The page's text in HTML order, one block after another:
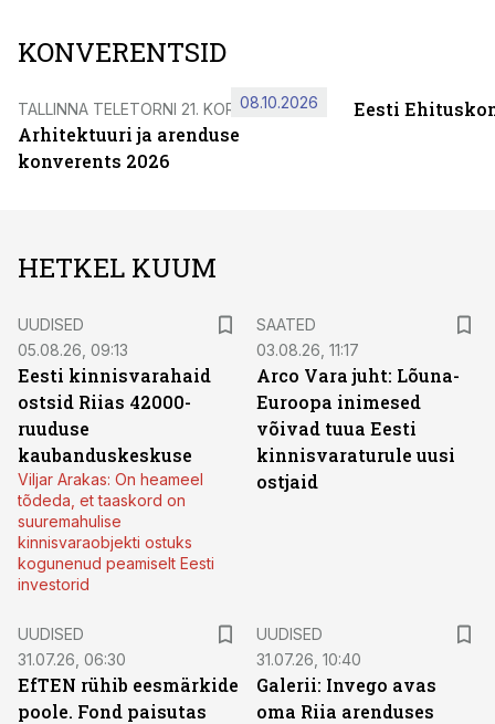
KONVERENTSID
TALLINNA TELETORNI 21. KORRUSEL
Arhitektuuri ja arenduse
konverents 2026
08.10.2026 Eesti
HETKEL KUUM
UUDISED
05.08.26, 09:13
Eesti kinnisvarahaid
ostsid Riias 42000-
ruuduse
kaubanduskeskuse
Viljar Arakas: On heameel
tõdeda, et taaskord on
suuremahulise
kinnisvaraobjekti ostuks
kogunenud peamiselt Eesti
investorid
SAATED
03.08.26, 11:17
Arco Vara juht: Lõuna-
Euroopa inimesed
võivad tuua Eesti
kinnisvaraturule uusi
ostjaid
UUDISED
31.07.26, 06:30
EfTEN rühib eesmärkide
poole. Fond paisutas
UUDISED
31.07.26, 10:40
Galerii: Invego avas
oma Riia arenduses